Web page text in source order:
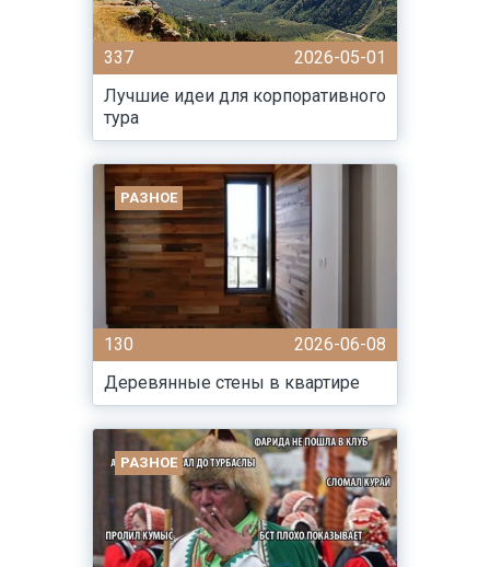
337
2026-05-01
Лучшие идеи для корпоративного
тура
РАЗНОЕ
130
2026-06-08
Деревянные стены в квартире
РАЗНОЕ